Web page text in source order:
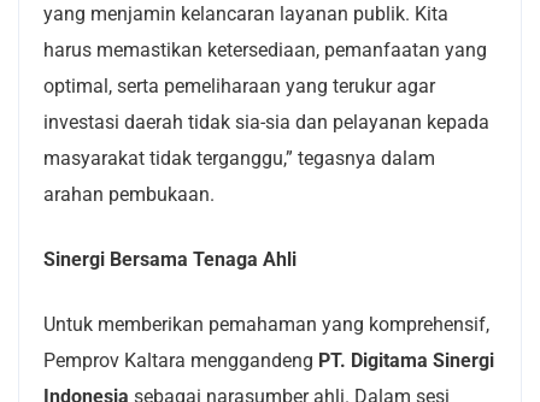
yang menjamin kelancaran layanan publik. Kita
harus memastikan ketersediaan, pemanfaatan yang
optimal, serta pemeliharaan yang terukur agar
investasi daerah tidak sia-sia dan pelayanan kepada
masyarakat tidak terganggu,” tegasnya dalam
arahan pembukaan.
Sinergi Bersama Tenaga Ahli
Untuk memberikan pemahaman yang komprehensif,
Pemprov Kaltara menggandeng PT. Digitama Sinergi
Indonesia sebagai narasumber ahli. Dalam sesi